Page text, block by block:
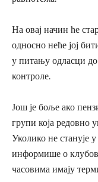
На овај начин ће
односно неће јој
у питању одласци
контроле.
Још је боље ако
групи која редовно
Уколико не станује
информише о
часовима имају